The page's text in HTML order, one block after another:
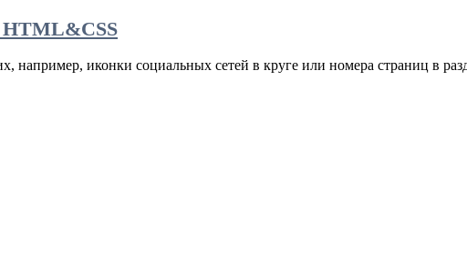
HTML&CSS
например, иконки социальных сетей в круге или номера страниц в